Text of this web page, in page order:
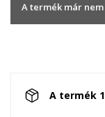
A termék már
A termék